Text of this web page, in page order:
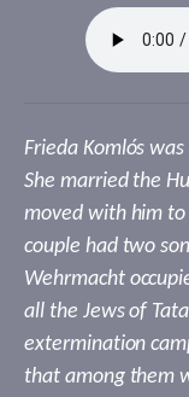
Frieda Komlós
She married the
moved with him to
couple had two
Wehrmacht
all the Jews of
extermination
that among them